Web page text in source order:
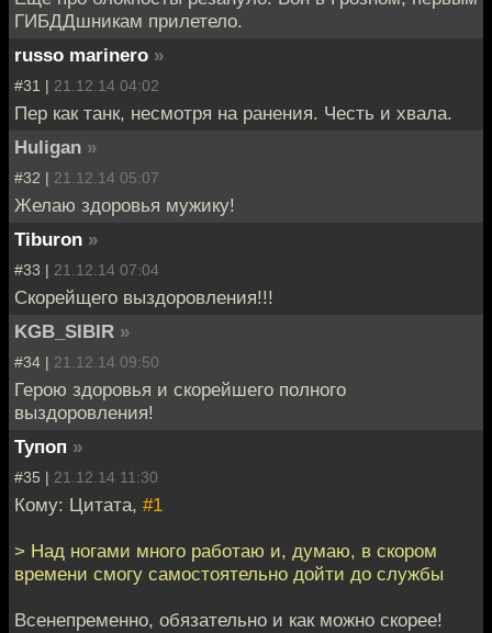
ГИБДДшникам прилетело.
russo marinero »
#31 | 21.12.14 04:02
Пер как танк, несмотря на ранения. Честь и хвала.
Huligan »
#32 | 21.12.14 05:07
Желаю здоровья мужику!
Tiburon »
#33 | 21.12.14 07:04
Скорейщего выздоровления!!!
KGB_SIBIR »
#34 | 21.12.14 09:50
Герою здоровья и скорейшего полного
выздоровления!
Тупоп »
#35 | 21.12.14 11:30
Кому: Цитата, #1
> Над ногами много работаю и, думаю, в скором
времени смогу самостоятельно дойти до службы
Всенепременно, обязательно и как можно скорее!